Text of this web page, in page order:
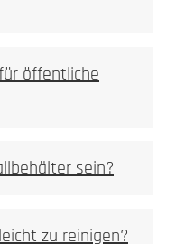
einbetoniert
öffentliche
sein?
zu reinigen?